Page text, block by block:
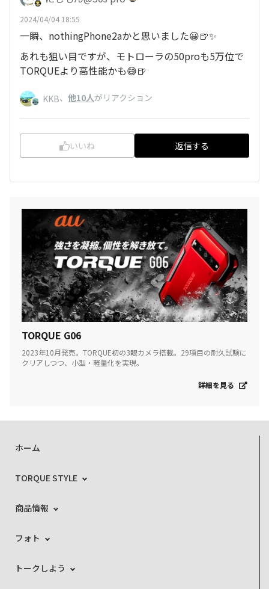
2024/04/04 18:55
一瞬、nothingPhone2aかと思いました😀🍺✨
あれも狙い目ですが、モトローラの50proも5万位で
TORQUEより高性能かも😅🍺
KKB、 他10人がリアクション
いいね 返信する
TORQUE G06
2023年10月発売。TORQUE初の3眼カメラ搭載。29項目の耐久試験に
クリアしつつ、小型・軽量化を実現。
詳細を見る
ホーム
TORQUE STYLE
商品情報
フォト
トークしよう